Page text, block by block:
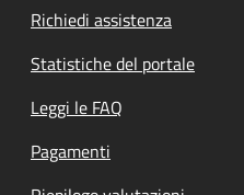
Richiedi assistenza
Statistiche del portale
Leggi le FAQ
Pagamenti